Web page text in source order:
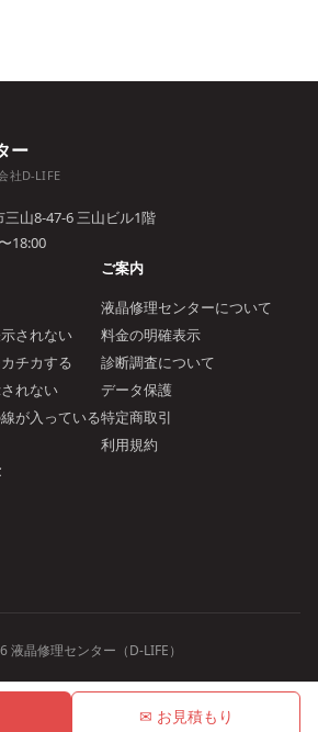
ー
社D-LIFE
山8-47-6 三山ビル1階
18:00
されない
チカする
れない
が入っている
ご案内
液晶修理センターについて
料金の明確表示
診断調査について
データ保護
特定商取引
利用規約
液晶修理センター（D-LIFE）
✉ お見積もり